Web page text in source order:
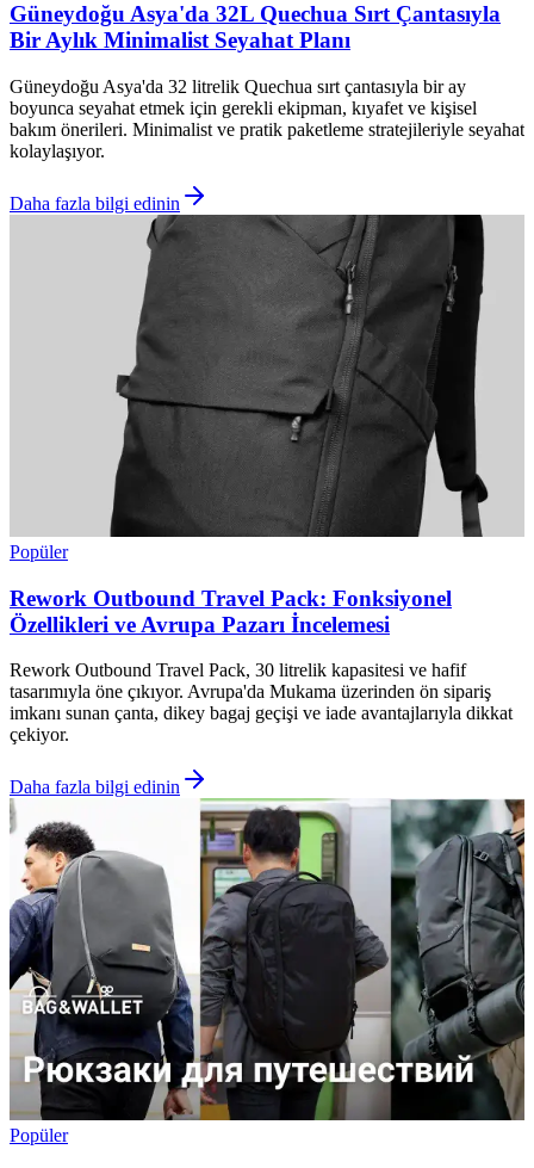
Güneydoğu Asya'da 32L Quechua Sırt Çantasıyla
Bir Aylık Minimalist Seyahat Planı
Güneydoğu Asya'da 32 litrelik Quechua sırt çantasıyla bir ay
boyunca seyahat etmek için gerekli ekipman, kıyafet ve kişisel
bakım önerileri. Minimalist ve pratik paketleme stratejileriyle seyahat
kolaylaşıyor.
Daha fazla bilgi edinin
Popüler
Rework Outbound Travel Pack: Fonksiyonel
Özellikleri ve Avrupa Pazarı İncelemesi
Rework Outbound Travel Pack, 30 litrelik kapasitesi ve hafif
tasarımıyla öne çıkıyor. Avrupa'da Mukama üzerinden ön sipariş
imkanı sunan çanta, dikey bagaj geçişi ve iade avantajlarıyla dikkat
çekiyor.
Daha fazla bilgi edinin
Popüler